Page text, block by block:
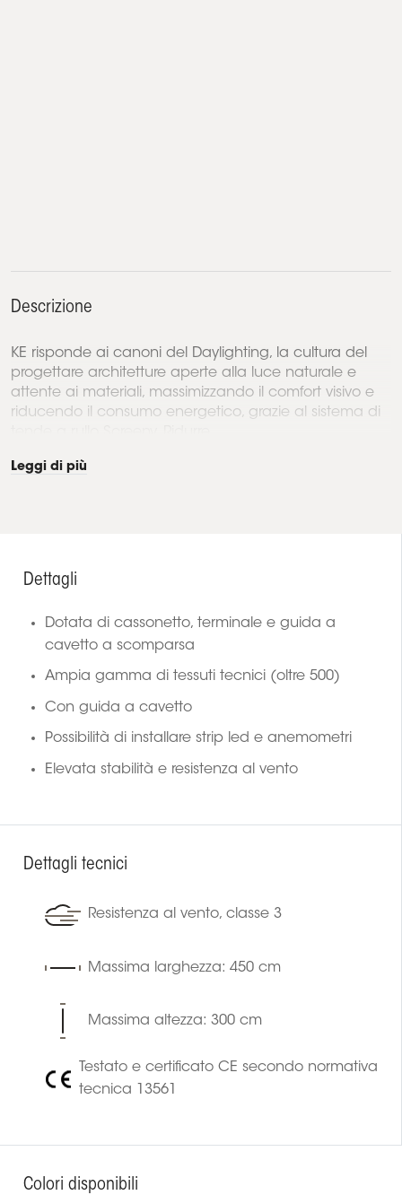
Descrizione
KE risponde ai canoni del Daylighting, la cultura del
progettare architetture aperte alla luce naturale e
attente ai materiali, massimizzando il comfort visivo e
riducendo il consumo energetico, grazie al sistema di
Leggi di più
Dettagli
Dotata di cassonetto, terminale e guida a
cavetto a scomparsa
Ampia gamma di tessuti tecnici (oltre 500)
Con guida a cavetto
Possibilità di installare strip led e anemometri
Elevata stabilità e resistenza al vento
Dettagli tecnici
Resistenza al vento, classe 3
Massima larghezza: 450 cm
Massima altezza: 300 cm
Testato e certificato CE secondo normativa
tecnica 13561
Colori disponibili